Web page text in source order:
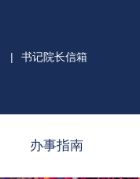
| 书记院长信箱
办事指南